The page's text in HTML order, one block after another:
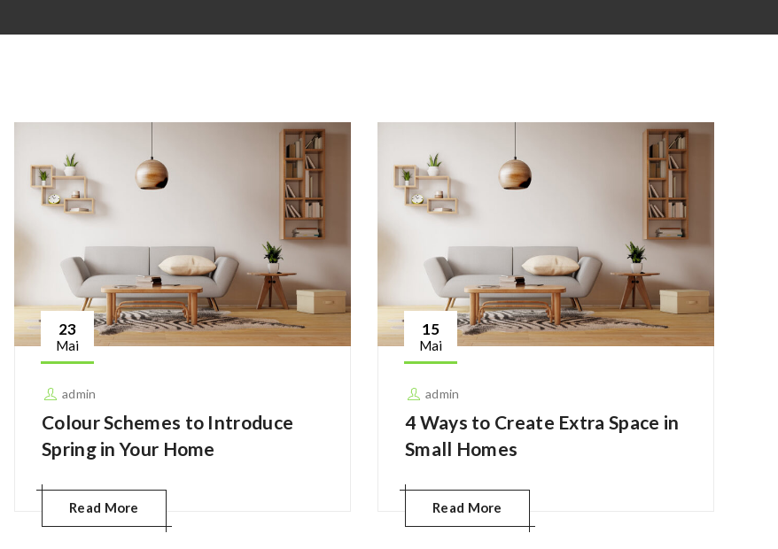
23
Mai
admin
Colour Schemes to Introduce
Spring in Your Home
Read More
15
Mai
admin
4 Ways to Create Extra Space in
Small Homes
Read More